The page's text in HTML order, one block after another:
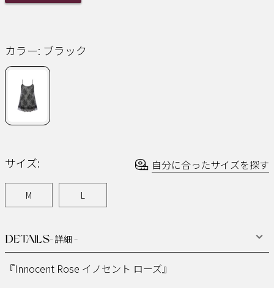
DETAILS- 詳細 -
『Innocent Rose イノセント ローズ』
カラー: ブラック
サイズ: 自分に合ったサイズを探す
M L